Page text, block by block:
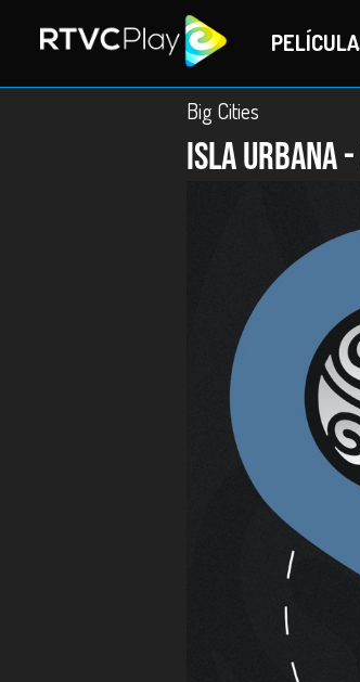
Big Cities
Isla urbana -